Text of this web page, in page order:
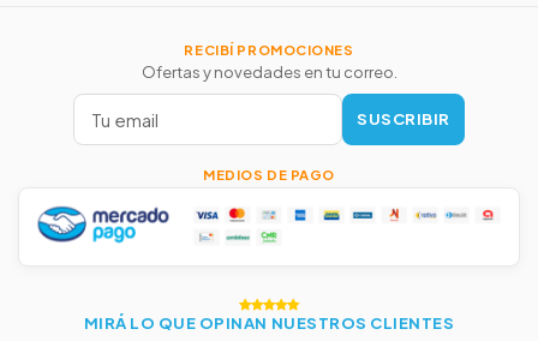
RECIBÍ PROMOCIONES
Ofertas y novedades en tu correo.
SUSCRIBIR
MEDIOS DE PAGO
MIRÁ LO QUE OPINAN NUESTROS CLIENTES